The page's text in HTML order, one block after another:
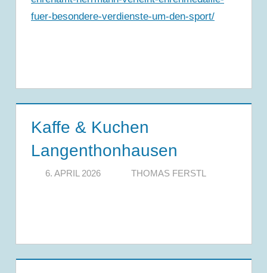
fuer-besondere-verdienste-um-den-sport/
Kaffe & Kuchen
Langenthonhausen
6. APRIL 2026 THOMAS FERSTL